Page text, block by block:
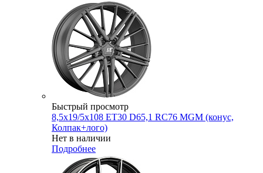
Быстрый просмотр
8,5x19/5x108 ET30 D65,1 RC76 MGM (конус,
Колпак+лого)
Нет в наличии
Подробнее